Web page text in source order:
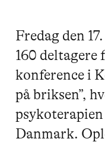
Fredag den
160 deltagere
konference i
på briksen”,
Danmark.